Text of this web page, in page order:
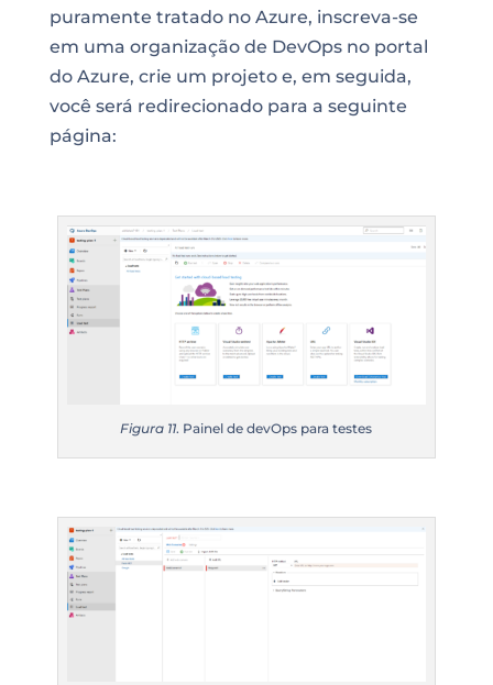
puramente tratado no Azure, inscreva-se
em uma organização de DevOps no portal
do Azure, crie um projeto e, em seguida,
você será redirecionado para a seguinte
página:
Figura 11. Painel de devOps para testes